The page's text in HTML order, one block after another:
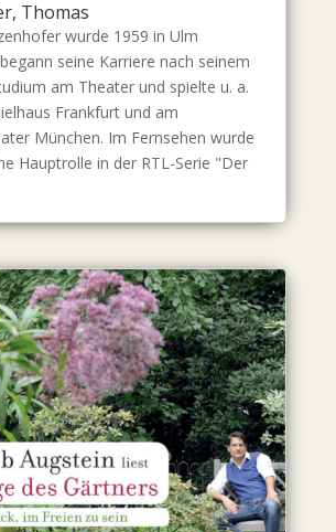
Thomas
wurde 1959 in Ulm
seine Karriere nach seinem
am Theater und spielte u. a.
Frankfurt und am
München. Im Fernsehen wurde
Hauptrolle in der RTL-Serie "Der